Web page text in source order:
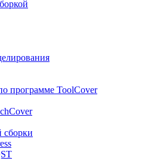
программе ToolCover
сборки